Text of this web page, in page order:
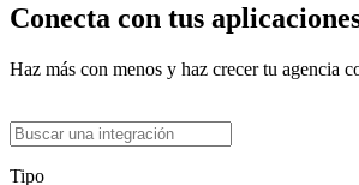
Conecta con tus
Haz más con menos y haz crecer tu agencia
Tipo